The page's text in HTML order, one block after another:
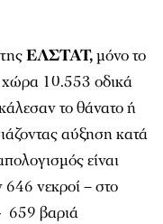
ΕΛΣΤΑΤ,μόνο το
10.553 οδικά
το θάνατο ή
αύξηση κατά
είναι
νεκροί – στο
659 βαριά